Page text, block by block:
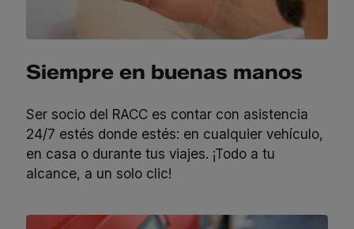
Siempre en buenas manos
Ser socio del RACC es contar con asistencia
24/7 estés donde estés: en cualquier vehículo,
en casa o durante tus viajes. ¡Todo a tu
alcance, a un solo clic!